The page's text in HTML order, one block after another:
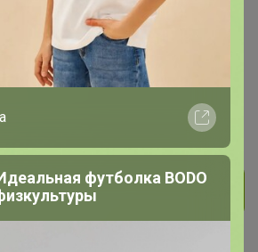
11:04
г.
сообщение
футболка BODO